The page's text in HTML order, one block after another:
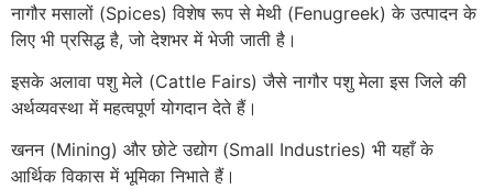
नागौर मसालों (Spices) विशेष रूप से मेथी (Fenugreek) के उत्पादन के
लिए भी प्रसिद्ध है, जो देशभर में भेजी जाती है।
इसके अलावा पशु मेले (Cattle Fairs) जैसे नागौर पशु मेला इस जिले की
अर्थव्यवस्था में महत्वपूर्ण योगदान देते हैं।
खनन (Mining) और छोटे उद्योग (Small Industries) भी यहाँ के
आर्थिक विकास में भूमिका निभाते हैं।